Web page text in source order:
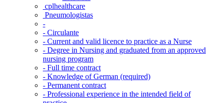
‎ cplhealthcare‬
Pneumologistas
-
- Circulante
- Current and valid licence to practice as a Nurse
- Degree in Nursing and graduated from an approved
nursing program
- Full time contract
- Knowledge of German (required)
- Permanent contract
- Professional experience in the intended field of